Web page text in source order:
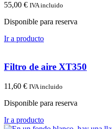
55,00 € IVA incluido
Disponible para reserva
Ir a producto
Filtro de aire XT350
11,60 € IVA incluido
Disponible para reserva
Ir a producto